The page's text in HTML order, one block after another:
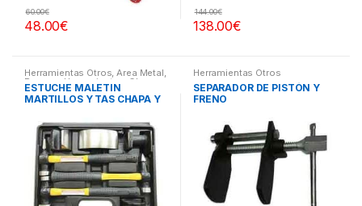
48.00€
60.00€
138.00€
144.00€
Herramientas Otros,Area Metal,
Roscas, Herramientas Chapa y
Pintura,Maletines Herramientas,
Extractores, Compresímetros,
ESTUCHE MALETIN
MARTILLOS Y TAS CHAPA Y
Herramientas Otros
SEPARADOR DE PISTÓN Y
FRENO